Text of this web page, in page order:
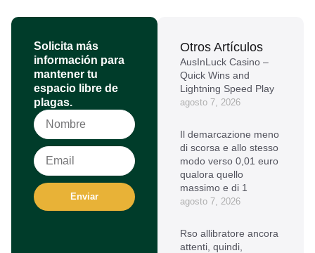
Solicita más
información para
mantener tu
espacio libre de
plagas.
Enviar
Otros Artículos
AusInLuck Casino –
Quick Wins and
Lightning Speed Play
agosto 7, 2026
Il demarcazione meno
di scorsa e allo stesso
modo verso 0,01 euro
qualora quello
massimo e di 1
agosto 7, 2026
Rso allibratore ancora
attenti, quindi,